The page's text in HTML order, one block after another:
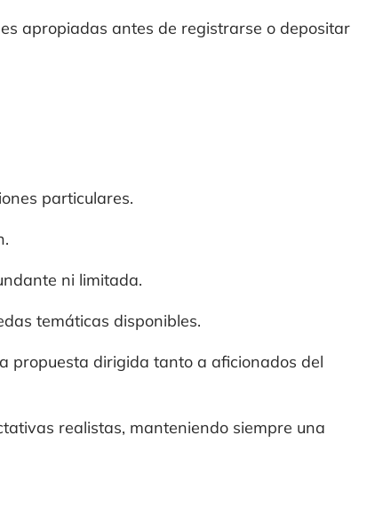
apropiadas antes de registrarse o depositar
particulares.
ni limitada.
temáticas disponibles.
propuesta dirigida tanto a aficionados del
realistas, manteniendo siempre una